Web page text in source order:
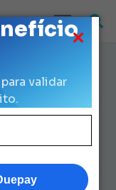
validar
Guia